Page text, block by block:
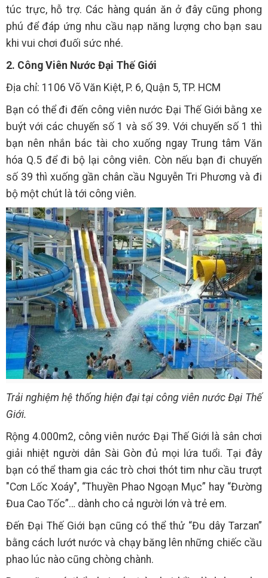
túc trực, hỗ trợ. Các hàng quán ăn ở đây cũng phong
phú để đáp ứng nhu cầu nạp năng lượng cho bạn sau
khi vui chơi đuối sức nhé.
2. Công Viên Nước Đại Thế Giới
Địa chỉ: 1106 Võ Văn Kiệt, P. 6, Quận 5, TP. HCM
Bạn có thể đi đến công viên nước Đại Thế Giới bằng xe
buýt với các chuyến số 1 và số 39. Với chuyến số 1 thì
bạn nên nhắn bác tài cho xuống ngay Trung tâm Văn
hóa Q.5 để đi bộ lại công viên. Còn nếu bạn đi chuyến
số 39 thì xuống gần chân cầu Nguyễn Tri Phương và đi
bộ một chút là tới công viên.
Trải nghiệm hệ thống hiện đại tại công viên nước Đại Thế
Giới.
Rộng 4.000m2, công viên nước Đại Thế Giới là sân chơi
giải nhiệt người dân Sài Gòn đủ mọi lứa tuổi. Tại đây
bạn có thể tham gia các trò chơi thót tim như cầu trượt
"Cơn Lốc Xoáy", “Thuyền Phao Ngoạn Mục” hay “Đường
Đua Cao Tốc”… dành cho cả người lớn và trẻ em.
Đến Đại Thế Giới bạn cũng có thể thử “Đu dây Tarzan”
bằng cách lướt nước và chạy băng lên những chiếc cầu
phao lúc nào cũng chòng chành.